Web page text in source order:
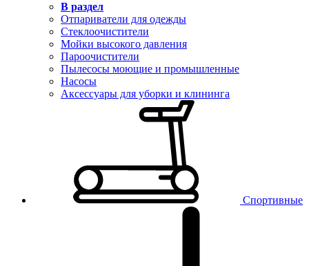
В раздел
Отпариватели для одежды
Стеклоочистители
Мойки высокого давления
Пароочистители
Пылесосы моющие и промышленные
Насосы
Аксессуары для уборки и клининга
Спортивные